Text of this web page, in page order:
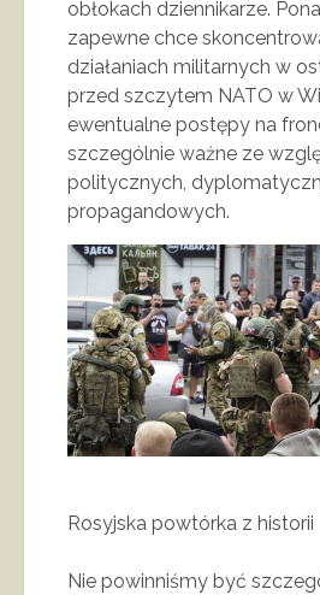
obłokach dziennikarze.
zapewne chce
działaniach militarnych w
przed szczytem NATO w
ewentualne postępy na
szczególnie ważne ze
politycznych,
propagandowych.
Rosyjska powtórka z historii
Nie powinniśmy być